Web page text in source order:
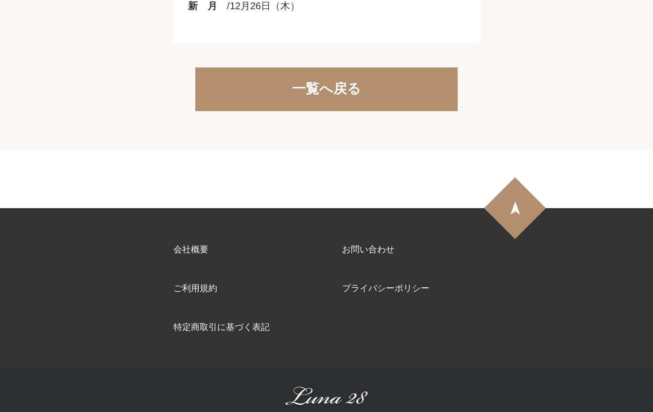
新 月
/12月26日（木）
一覧へ戻る
会社概要 お問い合わせ
ご利用規約 プライバシーポリシー
特定商取引に基づく表記